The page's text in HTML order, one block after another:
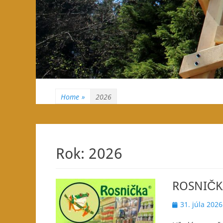
Home » 2026
Rok: 2026
Posted
31. júla 2026